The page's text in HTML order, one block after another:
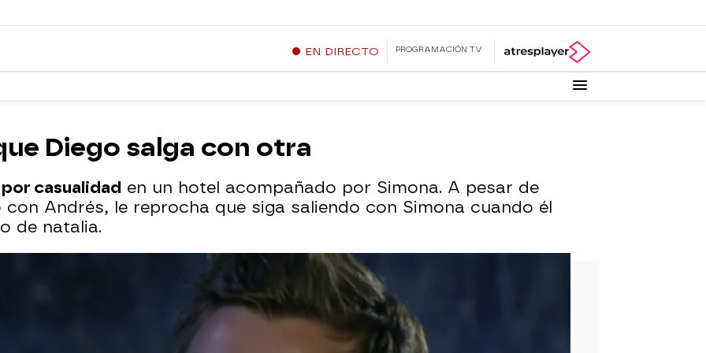
EN DIRECTO PROGRAMACIÓN TV
Diego salga con otra
casualidad en un hotel acompañado por Simona. A pesar de
Andrés, le reprocha que siga saliendo con Simona cuando él
de natalia.